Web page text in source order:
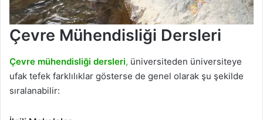
Çevre Mühendisliği Dersleri
Çevre mühendisliği dersleri, üniversiteden üniversiteye
ufak tefek farklılıklar gösterse de genel olarak şu şekilde
sıralanabilir: